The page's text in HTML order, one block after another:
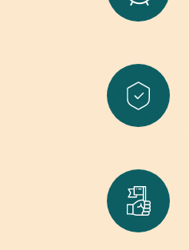
«О
(дата обращения:
участков из одной
– Режим
в силу с 01.01.2023) –
от 10.01.2002 № 7-ФЗ
(дата обращения: